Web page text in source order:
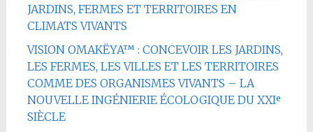
JARDINS, FERMES ET TERRITOIRES EN
CLIMATS VIVANTS
VISION OMAKËYA™ : CONCEVOIR LES JARDINS,
LES FERMES, LES VILLES ET LES TERRITOIRES
COMME DES ORGANISMES VIVANTS – LA
NOUVELLE INGÉNIERIE ÉCOLOGIQUE DU XXIᵉ
SIÈCLE